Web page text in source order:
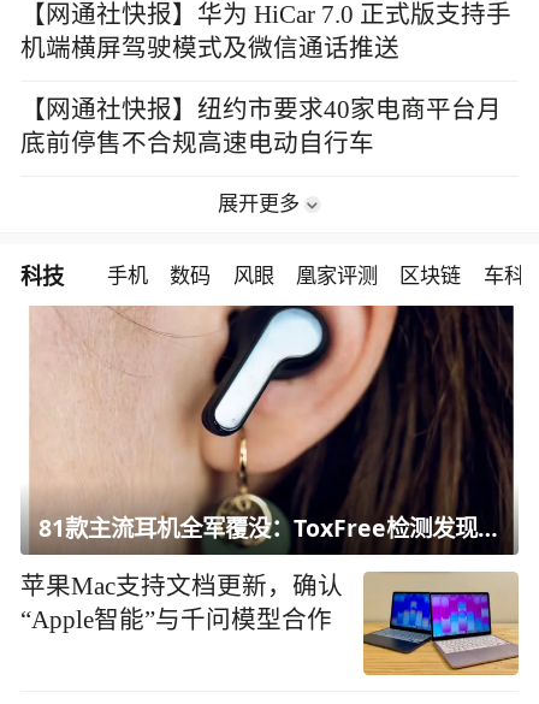
【网通社快报】华为 HiCar 7.0 正式版支持手
机端横屏驾驶模式及微信通话推送
【网通社快报】纽约市要求40家电商平台月
底前停售不合规高速电动自行车
展开更多
科技 手机 数码 风眼 凰家评测 区块链 车科
81款主流耳机全军覆没：ToxFree检测发现均含对人体有害化学物质
苹果Mac支持文档更新，确认
“Apple智能”与千问模型合作